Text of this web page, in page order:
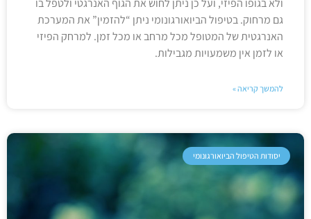
ולא בגופו הפיזי, ועל כן ניתן לחוש את הגוף האנרגטי ולטפל בו
גם מרחוק. בטיפול הביואורגונומי ניתן “להזמין” את המערכת
האנרגטית של המטופל מכל מרחב או מכל זמן. למרחק הפיזי
או לזמן אין משמעויות מגבילות.
להמשך קריאה »
יסודות הטיפול הביואורגונומי